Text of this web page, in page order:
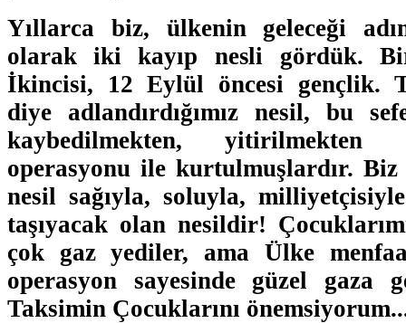
Yıllarca biz, ülkenin geleceği
olarak iki kayıp nesli gördük.
İkincisi, 12 Eylül öncesi gençlik.
diye adlandırdığımız nesil, bu
kaybedilmekten,
operasyonu ile kurtulmuşlardır.
nesil sağıyla, soluyla,
taşıyacak olan nesildir!
çok gaz yediler, ama Ülke
operasyon sayesinde güzel gaza
Taksimin Çocuklarını